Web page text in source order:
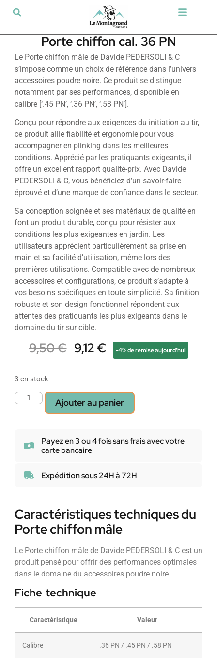
Porte chiffon cal. 36 PN
Le Porte chiffon mâle de Davide PEDERSOLI & C
s’impose comme un choix de référence dans l’univers
accessoires poudre noire. Ce produit se distingue
notamment par ses performances, disponible en
calibre [‘.45 PN’, ‘.36 PN’, ‘.58 PN’].
Conçu pour répondre aux exigences du initiation au tir,
ce produit allie fiabilité et ergonomie pour vous
accompagner en plinking dans les meilleures
conditions. Apprécié par les pratiquants exigeants, il
offre un excellent rapport qualité-prix. Avec Davide
PEDERSOLI & C, vous bénéficiez d’un savoir-faire
éprouvé et d’une marque de confiance dans le secteur.
Sa conception soignée et ses matériaux de qualité en
font un produit durable, conçu pour résister aux
conditions les plus exigeantes en jardin. Les
utilisateurs apprécient particulièrement sa prise en
main et sa facilité d’utilisation, même lors des
premières utilisations. Compatible avec de nombreux
accessoires et configurations, ce produit s’adapte à
vos besoins spécifiques en toute simplicité. Sa finition
robuste et son design fonctionnel répondent aux
attentes des pratiquants les plus exigeants dans le
domaine du tir sur cible.
9,50€ 9,12€ -4% de remise aujourd'hui
3 en stock
Ajouter au panier
Payez en 3 ou 4 fois sans frais avec votre
carte bancaire.
Expédition sous 24H à 72H
Caractéristiques techniques du
Porte chiffon mâle
Le Porte chiffon mâle de Davide PEDERSOLI & C est un
produit pensé pour offrir des performances optimales
dans le domaine du accessoires poudre noire.
Fiche technique
Caractéristique Valeur
Calibre .36 PN / .45 PN / .58 PN